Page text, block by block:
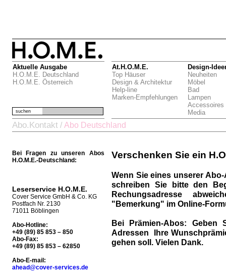
Aktuelle Ausgabe
H.O.M.E. Deutschland
H.O.M.E. Österreich
At.H.O.M.E.
Top Häuser
Design & Architektur
Help-line
Marken-Empfehlungen
Design-
Neuheiten
Möbel
Bad
Lampen
Accessoires
Media
suchen
Abo.Kontakt / Abo Deutschland
Bei Fragen zu unseren Abos
H.O.M.E.-Deutschland:
Leserservice H.O.M.E.
Cover Service GmbH & Co. KG
Postfach Nr. 2130
71011 Böblingen
Abo-Hotline:
+49 (89) 85 853 – 850
Abo-Fax:
+49 (89) 85 853 – 62850
Abo-E-mail:
ahead@cover-services.de
Verschenken Sie ein
Wenn Sie eines unserer
schreiben Sie bitte den
Rechungsadresse
"Bemerkung" im Online-
Bei Prämien-Abos:
Geben
Adressen Ihre
gehen soll. Vielen Dank.